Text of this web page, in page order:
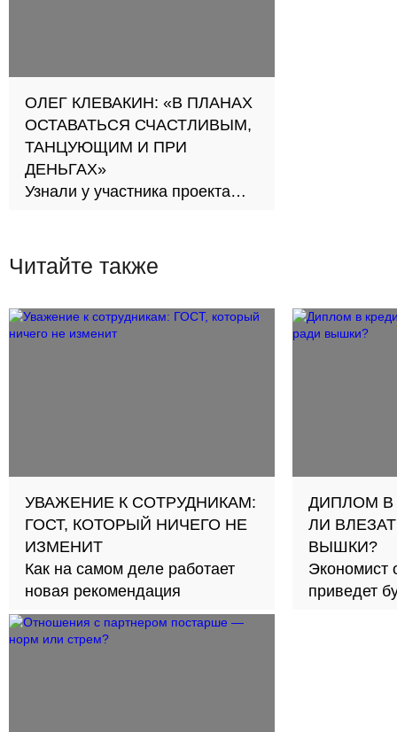
ОЛЕГ КЛЕВАКИН: «В ПЛАНАХ
ОСТАВАТЬСЯ СЧАСТЛИВЫМ,
ТАНЦУЮЩИМ И ПРИ
ДЕНЬГАХ»
Узнали у участника проекта
Читайте также
УВАЖЕНИЕ К СОТРУДНИКАМ:
ГОСТ, КОТОРЫЙ НИЧЕГО НЕ
ИЗМЕНИТ
Как на самом деле работает
новая рекомендация
ДИПЛОМ В
ЛИ
ВЫШКИ?
Экономист
приведет